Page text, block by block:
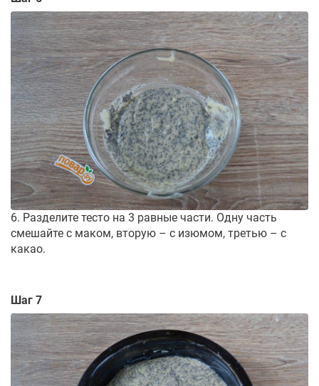
6. Разделите тесто на 3 равные части. Одну часть
смешайте с маком, вторую – с изюмом, третью – с
какао.
Шаг 7